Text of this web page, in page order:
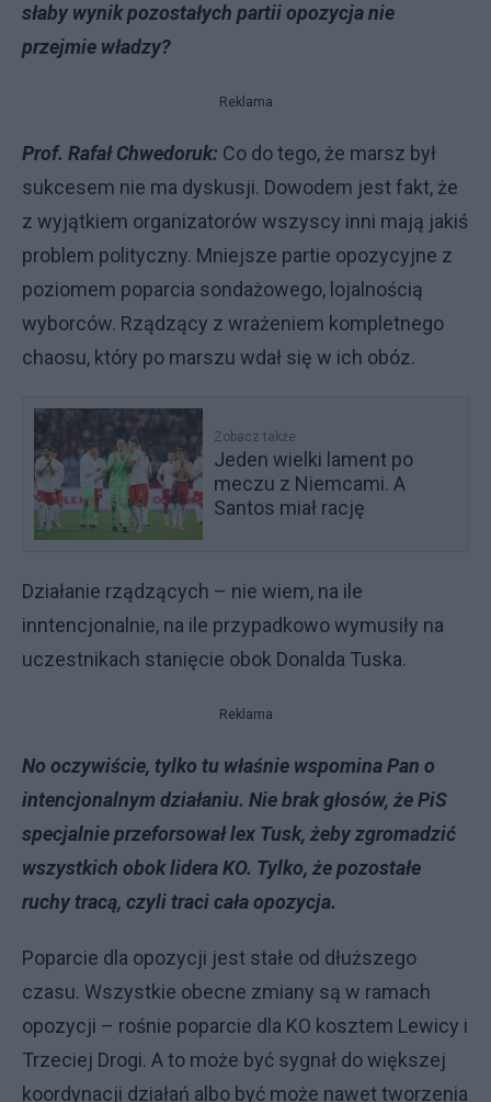
słaby wynik pozostałych partii opozycja nie
przejmie władzy?
Reklama
Prof. Rafał Chwedoruk: Co do tego, że marsz był
sukcesem nie ma dyskusji. Dowodem jest fakt, że
z wyjątkiem organizatorów wszyscy inni mają jakiś
problem polityczny. Mniejsze partie opozycyjne z
poziomem poparcia sondażowego, lojalnością
wyborców. Rządzący z wrażeniem kompletnego
chaosu, który po marszu wdał się w ich obóz.
Zobacz także
Jeden wielki lament po
meczu z Niemcami. A
Santos miał rację
Działanie rządzących – nie wiem, na ile
inntencjonalnie, na ile przypadkowo wymusiły na
uczestnikach stanięcie obok Donalda Tuska.
Reklama
No oczywiście, tylko tu właśnie wspomina Pan o
intencjonalnym działaniu. Nie brak głosów, że PiS
specjalnie przeforsował lex Tusk, żeby zgromadzić
wszystkich obok lidera KO. Tylko, że pozostałe
ruchy tracą, czyli traci cała opozycja.
Poparcie dla opozycji jest stałe od dłuższego
czasu. Wszystkie obecne zmiany są w ramach
opozycji – rośnie poparcie dla KO kosztem Lewicy i
Trzeciej Drogi. A to może być sygnał do większej
koordynacji działań albo być może nawet tworzenia